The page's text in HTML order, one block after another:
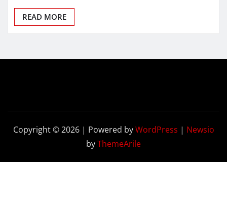
READ MORE
Copyright © 2026 | Powered byWordPress | Newsio
byThemeArile